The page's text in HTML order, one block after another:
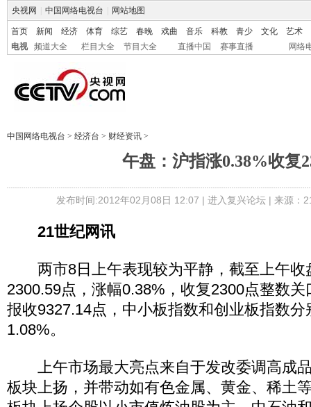
央视网 中国网络电视台 网站地图
首页 新闻 经济 体育 综艺 春晚 戏曲 音乐 科教 青少 文化
艺术
电视
频道大全 栏目大全 节目大全 直播中国 赛事直播 网络
中国网络电视台 > 经济台 > 财经资讯 >
午盘：沪指涨0.38%收复
发布时间:2012年02月08日 12:07 | 进入复兴论坛| 来源：
21世纪网讯
两市8日上午表现较为平静，截至上午收
2300.59点，涨幅0.38%，收复2300点整数
报收9327.14点，中小板指数和创业板指数分
1.08%。
上午市场最大亮点来自于发改委调高成
板块上扬，并带动如有色金属、黄金、稀土